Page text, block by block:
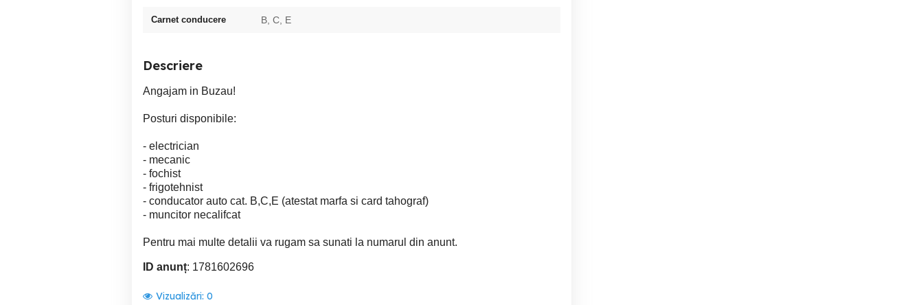
Carnet conducere B, C, E
Descriere
Angajam in Buzau!
Posturi disponibile:
- electrician
- mecanic
- fochist
- frigotehnist
- conducator auto cat. B,C,E (atestat marfa si card tahograf)
- muncitor necalifcat
Pentru mai multe detalii va rugam sa sunati la numarul din anunt.
ID anunț: 1781602696
Vizualizări: 0